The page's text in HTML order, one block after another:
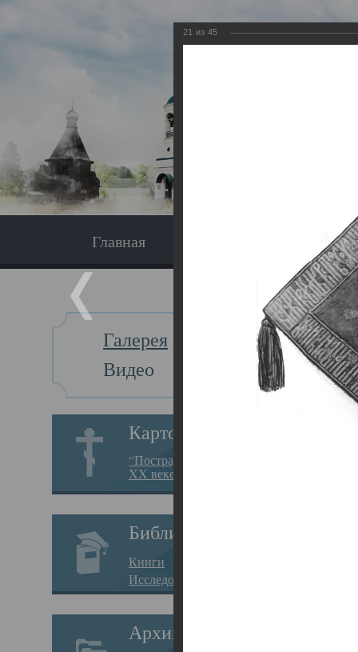
Главная
Галерея
Видео
Картотека
“Пострадавшие за веру в
XX веке на Севере”
Библиотека
Книги
Исследования
Архив
Главная
21 из 45